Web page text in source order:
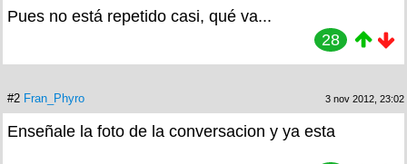
Pues no está repetido casi, qué va...
28
#2 Fran_Phyro 3 nov 2012, 23:02
Enseñale la foto de la conversacion y ya esta